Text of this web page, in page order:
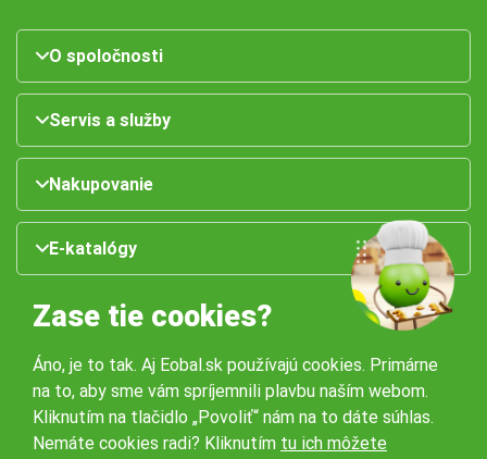
O spoločnosti
Servis a služby
Nakupovanie
E-katalógy
Naše pobočky:
Zase tie cookies?
Áno, je to tak. Aj Eobal.sk používajú cookies. Primárne
na to, aby sme vám spríjemnili plavbu naším webom.
Kliknutím na tlačidlo „Povoliť“ nám na to dáte súhlas.
Nemáte cookies radi? Kliknutím tu ich môžete